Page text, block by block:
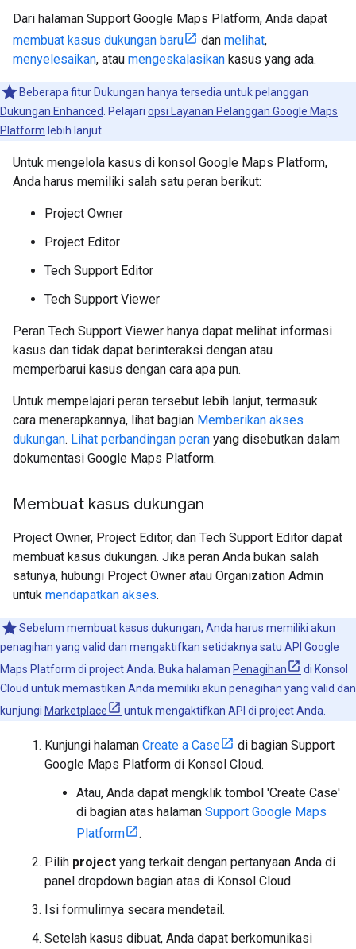
Dari halaman Support Google Maps Platform, Anda dapat
membuat kasus dukungan baru
dan melihat,
menyelesaikan, atau mengeskalasikan kasus yang ada.
Beberapa fitur Dukungan hanya tersedia untuk pelanggan
Dukungan Enhanced
. Pelajari opsi Layanan Pelanggan Google Maps
Platform lebih lanjut.
Untuk mengelola kasus di konsol Google Maps Platform,
Anda harus memiliki salah satu peran berikut:
Project Owner
Project Editor
Tech Support Editor
Tech Support Viewer
Peran Tech Support Viewer hanya dapat melihat informasi
kasus dan tidak dapat berinteraksi dengan atau
memperbarui kasus dengan cara apa pun.
Untuk mempelajari peran tersebut lebih lanjut, termasuk
cara menerapkannya, lihat bagian Memberikan akses
dukungan. Lihat perbandingan peran yang disebutkan dalam
dokumentasi Google Maps Platform.
Membuat kasus dukungan
Project Owner, Project Editor, dan Tech Support Editor dapat
membuat kasus dukungan. Jika peran Anda bukan salah
satunya, hubungi Project Owner atau Organization Admin
untuk mendapatkan akses.
Sebelum membuat kasus dukungan, Anda harus memiliki akun
penagihan yang valid dan mengaktifkan setidaknya satu API Google
Maps Platform di project Anda. Buka halaman Penagihan
di Konsol
Cloud untuk memastikan Anda memiliki akun penagihan yang valid dan
kunjungi Marketplace untuk mengaktifkan API di project Anda.
Kunjungi halaman Create a Case
di bagian Support
Google Maps Platform di Konsol Cloud.
Atau, Anda dapat mengklik tombol 'Create Case'
di bagian atas halaman Support Google Maps
Platform
.
Pilih project yang terkait dengan pertanyaan Anda di
panel dropdown bagian atas di Konsol Cloud.
Isi formulirnya secara mendetail.
Setelah kasus dibuat, Anda dapat berkomunikasi